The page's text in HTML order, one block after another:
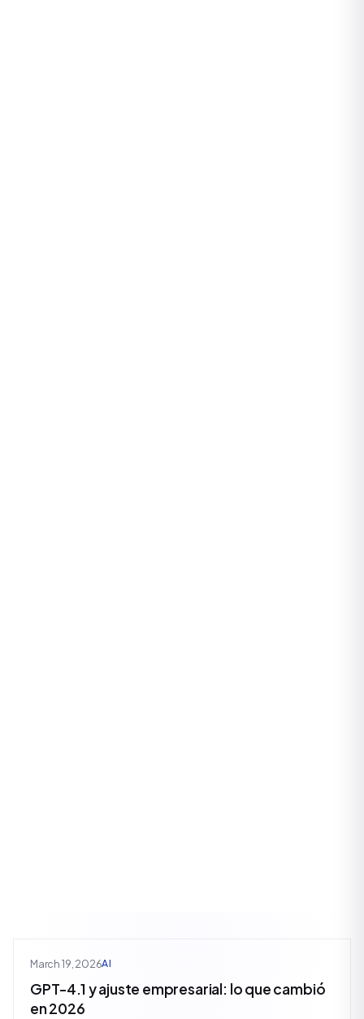
March 19, 2026AI
GPT-4.1 y ajuste empresarial: lo que cambió
en 2026